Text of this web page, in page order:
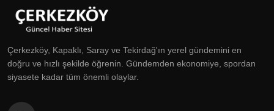
Çerkezköy, Kapaklı, Saray ve Tekirdağ'ın yerel gündemini en
doğru ve hızlı şekilde öğrenin. Gündemden ekonomiye, spordan
siyasete kadar tüm önemli olaylar.